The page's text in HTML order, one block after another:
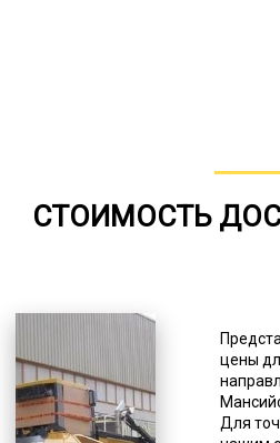
СТОИМОСТЬ
цены
Для